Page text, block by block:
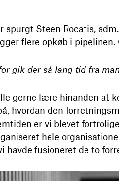
spurgt Steen Rocatis,
flere opkøb i pipelinen.
gik der så lang tid fra
gerne lære hinanden at
hvordan den
er vi blevet
hele
havde fusioneret de to